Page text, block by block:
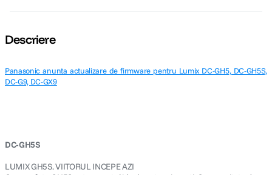
Descriere
Panasonic anunta actualizare de firmware pentru Lumix DC-GH5, DC-GH5S,
DC-G9, DC-GX9
DC-GH5S
LUMIX GH5S. VIITORUL INCEPE AZI